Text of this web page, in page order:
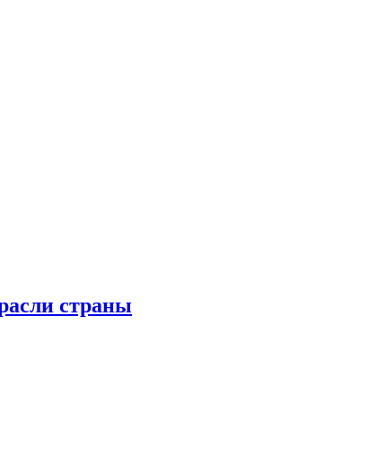
страны